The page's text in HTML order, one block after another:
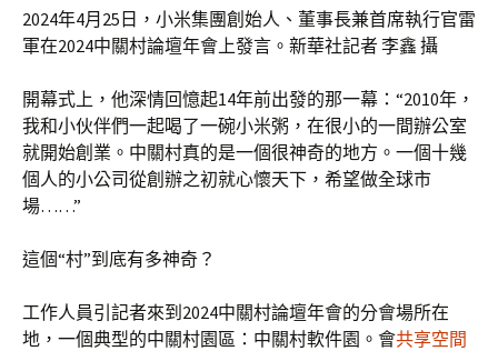
2024年4月25日，小米集團創始人、董事長兼首席執行官雷
軍在2024中關村論壇年會上發言。新華社記者 李鑫 攝
開幕式上，他深情回憶起14年前出發的那一幕：“2010年，
我和小伙伴們一起喝了一碗小米粥，在很小的一間辦公室
就開始創業。中關村真的是一個很神奇的地方。一個十幾
個人的小公司從創辦之初就心懷天下，希望做全球市
場……”
這個“村”到底有多神奇？
工作人員引記者來到2024中關村論壇年會的分會場所在
地，一個典型的中關村園區：中關村軟件園。會共享空間